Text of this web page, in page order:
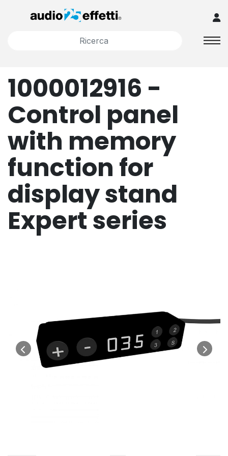
1000012916 -
Control panel
with memory
function for
display stand
Expert series